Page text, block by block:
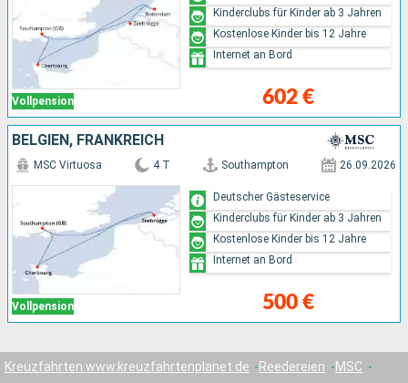
Vollpension 602 €
Kinderclubs für Kinder ab 3 Jahren
Kostenlose Kinder bis 12 Jahre
Internet an Bord
BELGIEN, FRANKREICH
Vollpension
MSC Virtuosa 4 T Southampton 26.09.2026
500 €
Deutscher Gästeservice
Kinderclubs für Kinder ab 3 Jahren
Kostenlose Kinder bis 12 Jahre
Internet an Bord
Kreuzfahrten www.kreuzfahrtenplanet.de Reedereien
MSC